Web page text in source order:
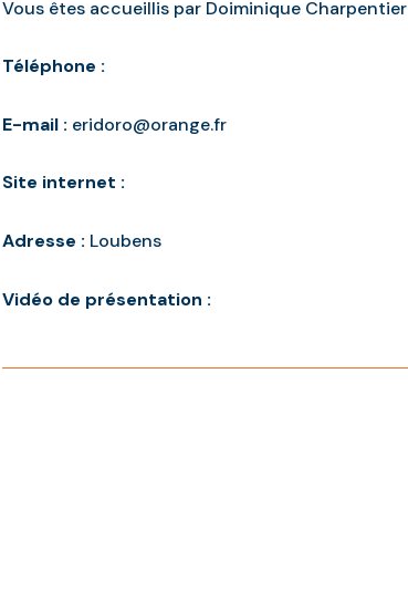
Vous êtes accueillis par Doiminique Charpentier
Téléphone :
E-mail : eridoro@orange.fr
Site internet :
Adresse : Loubens
Vidéo de présentation :